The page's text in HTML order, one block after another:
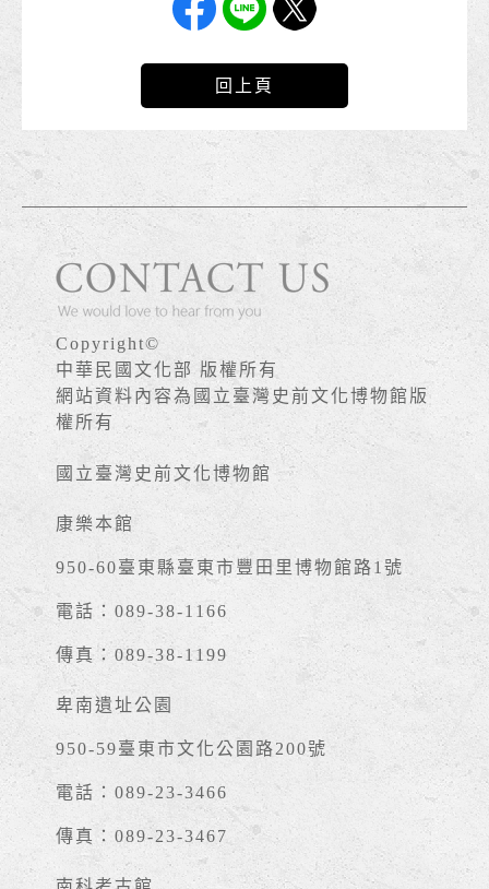
回上頁
Copyright©
中華民國文化部 版權所有
網站資料內容為國立臺灣史前文化博物館版
權所有
國立臺灣史前文化博物館
康樂本館
950-60臺東縣臺東市豐田里博物館路1號
電話：089-38-1166
傳真：089-38-1199
卑南遺址公園
950-59臺東市文化公園路200號
電話：089-23-3466
傳真：089-23-3467